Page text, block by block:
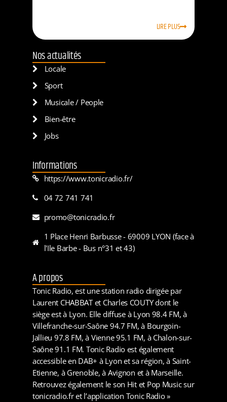
LIRE PLUS
Nos actualités
Locale
Sport
Musicale / People
Bien-être
Jobs
Informations
https://www.tonicradio.fr/
04 72 741 741
promo@tonicradio.fr
1 Place Henri Barbusse - 69009 LYON (face à
l'Ile Barbe - Bus n°31 et 43)
A propos
Tonic Radio, est une station radio dirigée par
Laurent CHABBAT et Charles COUTY dont le
siège est à Lyon. Elle diffuse à Lyon 98.4 FM, à
Villefranche-sur-Saône 94.7 FM, à Bourgoin-
Jallieu 97.8 FM, à Vienne 95.1 FM, à Chalon-sur-
Saône 91.1 FM. Tonic Radio est également
accessible en DAB+ à Lyon et sa région, à Saint-
Etienne, à Grenoble, à Avignon et à Marseille.
Retrouvez également le son Hit et Pop Music sur
tonicradio.fr et l’application Tonic Radio »